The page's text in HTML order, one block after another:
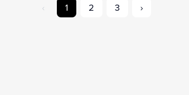
‹ 1 2 3 ›